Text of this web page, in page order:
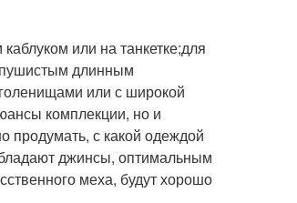
или на танкетке;для
длинным
или с широкой
комплекции, но и
продумать, с какой одеждой
джинсы, оптимальным
меха, будут хорошо